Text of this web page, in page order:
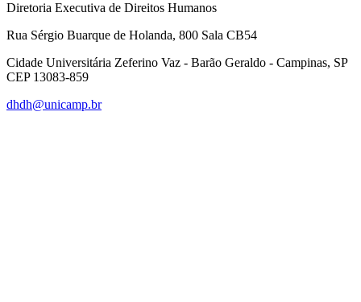
Diretoria Executiva de Direitos Humanos
Rua Sérgio Buarque de Holanda, 800 Sala CB54
Cidade Universitária Zeferino Vaz - Barão Geraldo - Campinas, SP
CEP 13083-859
dhdh@unicamp.br